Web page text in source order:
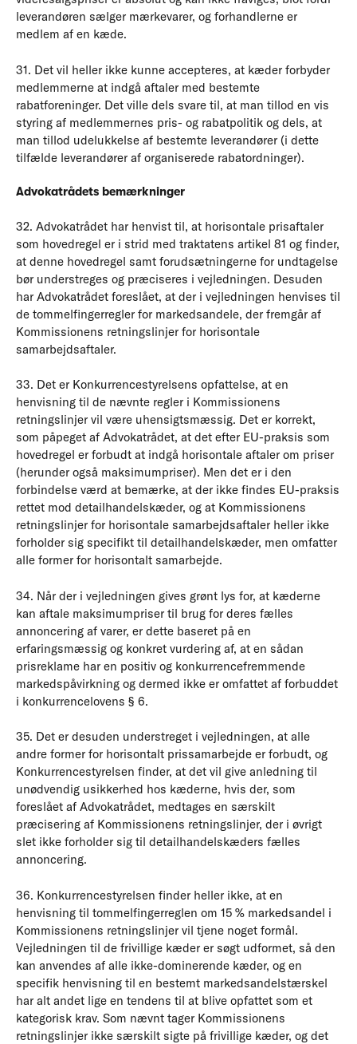
leverandøren sælger mærkevarer, og forhandlerne er
medlem af en kæde.
31. Det vil heller ikke kunne accepteres, at kæder forbyder
medlemmerne at indgå aftaler med bestemte
rabatforeninger. Det ville dels svare til, at man tillod en vis
styring af medlemmernes pris- og rabatpolitik og dels, at
man tillod udelukkelse af bestemte leverandører (i dette
tilfælde leverandører af organiserede rabatordninger).
Advokatrådets bemærkninger
32. Advokatrådet har henvist til, at horisontale prisaftaler
som hovedregel er i strid med traktatens artikel 81 og finder,
at denne hovedregel samt forudsætningerne for undtagelse
bør understreges og præciseres i vejledningen. Desuden
har Advokatrådet foreslået, at der i vejledningen henvises til
de tommelfingerregler for markedsandele, der fremgår af
Kommissionens retningslinjer for horisontale
samarbejdsaftaler.
33. Det er Konkurrencestyrelsens opfattelse, at en
henvisning til de nævnte regler i Kommissionens
retningslinjer vil være uhensigtsmæssig. Det er korrekt,
som påpeget af Advokatrådet, at det efter EU-praksis som
hovedregel er forbudt at indgå horisontale aftaler om priser
(herunder også maksimumpriser). Men det er i den
forbindelse værd at bemærke, at der ikke findes EU-praksis
rettet mod detailhandelskæder, og at Kommissionens
retningslinjer for horisontale samarbejdsaftaler heller ikke
forholder sig specifikt til detailhandelskæder, men omfatter
alle former for horisontalt samarbejde.
34. Når der i vejledningen gives grønt lys for, at kæderne
kan aftale maksimumpriser til brug for deres fælles
annoncering af varer, er dette baseret på en
erfaringsmæssig og konkret vurdering af, at en sådan
prisreklame har en positiv og konkurrencefremmende
markedspåvirkning og dermed ikke er omfattet af forbuddet
i konkurrencelovens § 6.
35. Det er desuden understreget i vejledningen, at alle
andre former for horisontalt prissamarbejde er forbudt, og
Konkurrencestyrelsen finder, at det vil give anledning til
unødvendig usikkerhed hos kæderne, hvis der, som
foreslået af Advokatrådet, medtages en særskilt
præcisering af Kommissionens retningslinjer, der i øvrigt
slet ikke forholder sig til detailhandelskæders fælles
annoncering.
36. Konkurrencestyrelsen finder heller ikke, at en
henvisning til tommelfingerreglen om 15 % markedsandel i
Kommissionens retningslinjer vil tjene noget formål.
Vejledningen til de frivillige kæder er søgt udformet, så den
kan anvendes af alle ikke-dominerende kæder, og en
specifik henvisning til en bestemt markedsandelstærskel
har alt andet lige en tendens til at blive opfattet som et
kategorisk krav. Som nævnt tager Kommissionens
retningslinjer ikke særskilt sigte på frivillige kæder, og det